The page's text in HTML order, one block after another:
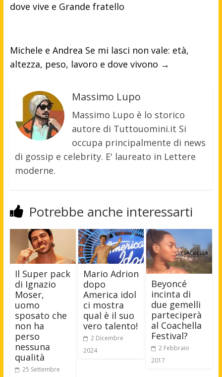
dove vive e Grande fratello
Michele e Andrea Se mi lasci non vale: età,
altezza, peso, lavoro e dove vivono →
Massimo Lupo
Massimo Lupo è lo storico
autore di Tuttouomini.it Si
occupa principalmente di news
di gossip e celebrity. E' laureato in Lettere
moderne.
Potrebbe anche interessarti
Il Super pack
di Ignazio
Moser,
uomo
sposato che
non ha
perso
nessuna
qualità
25 Settembre
Mario Adrion
dopo
America idol
ci mostra
qual è il suo
vero talento!
2 Dicembre
2024
Beyoncé
incinta di
due gemelli
parteciperà
al Coachella
Festival?
2 Febbraio
2017